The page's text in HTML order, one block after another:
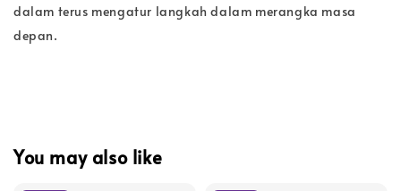
dalam terus mengatur langkah dalam merangka masa
depan.
You may also like